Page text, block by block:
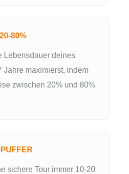
80%
Lebensdauer deines
Jahre maximierst, indem
zwischen 20% und 80%
sichere Tour immer 10-20